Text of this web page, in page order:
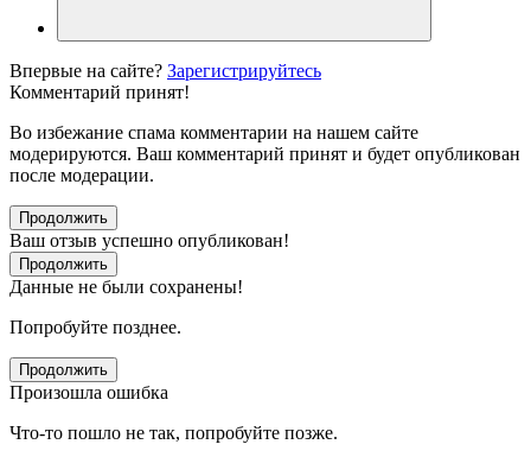
Впервые на сайте? Зарегистрируйтесь
Комментарий принят!
Во избежание спама комментарии на нашем сайте
модерируются. Ваш комментарий принят и будет опубликован
после модерации.
Продолжить
Ваш отзыв успешно опубликован!
Продолжить
Данные не были сохранены!
Попробуйте позднее.
Продолжить
Произошла ошибка
Что-то пошло не так, попробуйте позже.